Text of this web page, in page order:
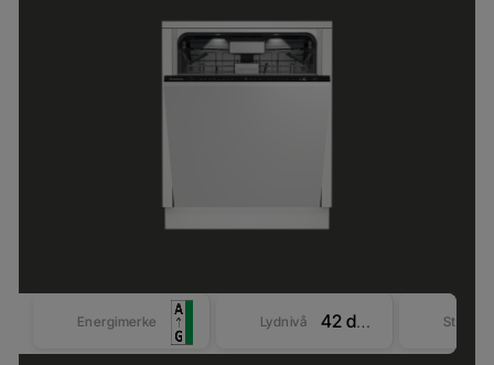
Energimerke Lydnivå 42 dBA